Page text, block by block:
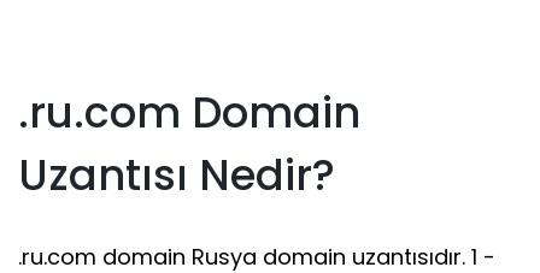
.ru.com Domain
Uzantısı Nedir?
.ru.com domain Rusya domain uzantısıdır. 1 -